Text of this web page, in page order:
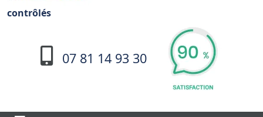
contrôlés
07 81 14 93 30